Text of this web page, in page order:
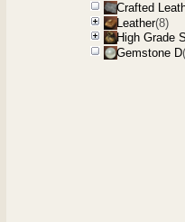
Crafted
Leather(8)
High Grade
Gemstone D